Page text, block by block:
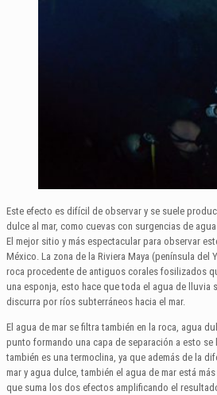
Este efecto es difícil de observar y se suele
dulce al mar, como cuevas con surgencias de
El mejor sitio y más espectacular para observar
México. La zona de la Riviera Maya (península del
roca procedente de antiguos corales fosilizados
una esponja, esto hace que toda el agua de lluvia
discurra por ríos subterráneos hacia el mar.
El agua de mar se filtra también en la roca, agua
punto formando una capa de separación a esto se
también es una termoclina, ya que además de la
mar y agua dulce, también el agua de mar está
que suma los dos efectos amplificando el